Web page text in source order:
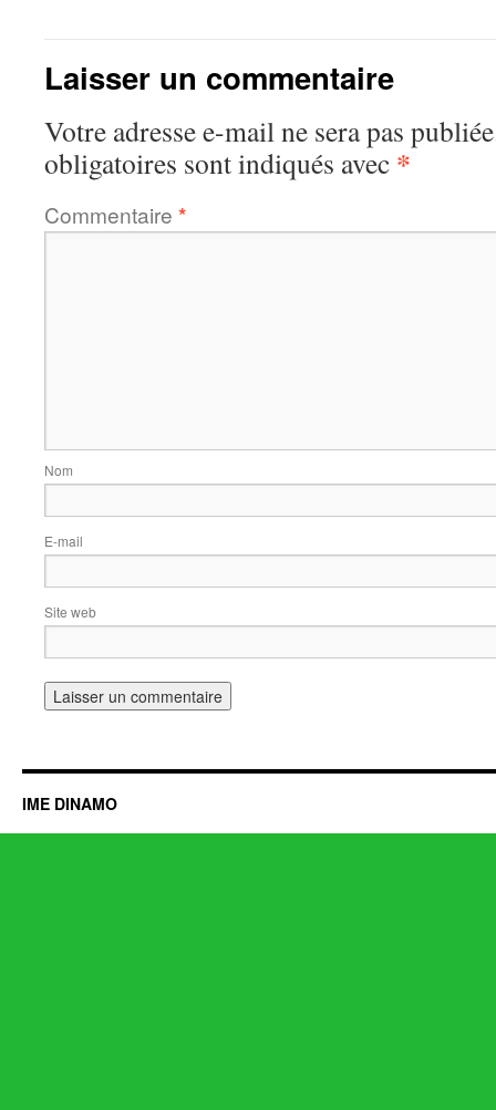
Laisser un commentaire
Votre adresse e-mail ne sera pas
obligatoires sont indiqués avec *
Commentaire *
Nom
E-mail
Site web
IME DINAMO